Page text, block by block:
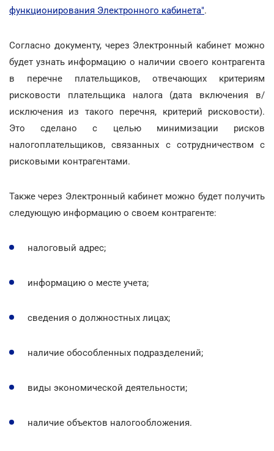
функционирования Электронного кабинета".
Согласно документу, через Электронный кабинет можно
будет узнать информацию о наличии своего контрагента
в перечне плательщиков, отвечающих критериям
рисковости плательщика налога (дата включения в/
исключения из такого перечня, критерий рисковости).
Это сделано с целью минимизации рисков
налогоплательщиков, связанных с сотрудничеством с
рисковыми контрагентами.
Также через Электронный кабинет можно будет получить
следующую информацию о своем контрагенте:
налоговый адрес;
информацию о месте учета;
сведения о должностных лицах;
наличие обособленных подразделений;
виды экономической деятельности;
наличие объектов налогообложения.